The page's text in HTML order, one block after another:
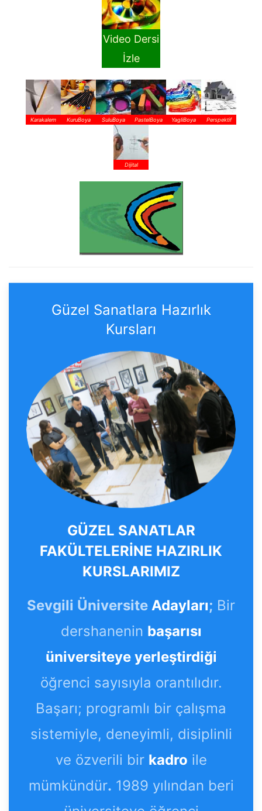
Video Dersi
İzle
Karakalem KuruBoya SuluBoya PastelBoya YagliBoya Perspektif
Dijital
Güzel Sanatlara Hazırlık
Kursları
GÜZEL SANATLAR
FAKÜLTELERİNE HAZIRLIK
KURSLARIMIZ
Sevgili Üniversite Adayları; Bir
dershanenin başarısı
üniversiteye yerleştirdiği
öğrenci sayısıyla orantılıdır.
Başarı; programlı bir çalışma
sistemiyle, deneyimli, disiplinli
ve özverili bir kadro ile
mümkündür. 1989 yılından beri